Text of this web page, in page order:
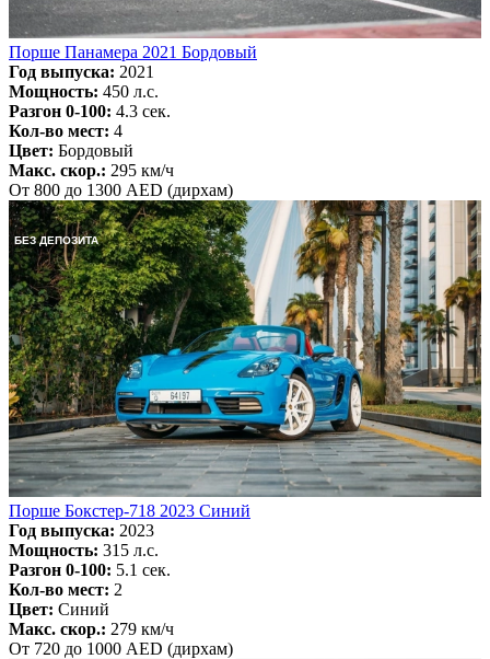
Порше Панамера 2021 Бордовый
Год выпуска: 2021
Мощность: 450 л.с.
Разгон 0-100: 4.3 сек.
Кол-во мест: 4
Цвет: Бордовый
Макс. скор.: 295 км/ч
От 800 до 1300 AED (дирхам)
БЕЗ ДЕПОЗИТА
Порше Бокстер-718 2023 Синий
Год выпуска: 2023
Мощность: 315 л.с.
Разгон 0-100: 5.1 сек.
Кол-во мест: 2
Цвет: Синий
Макс. скор.: 279 км/ч
От 720 до 1000 AED (дирхам)